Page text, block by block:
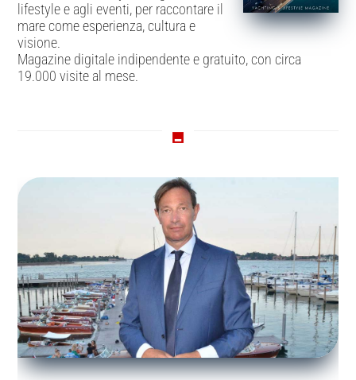
lifestyle e agli eventi, per raccontare il
mare come esperienza, cultura e
visione.
Magazine digitale indipendente e gratuito, con circa
19.000 visite al mese.